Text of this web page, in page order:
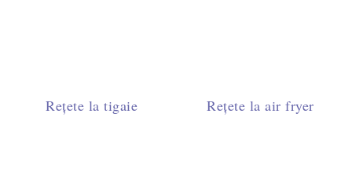
Rețete la tigaie Rețete la air fryer